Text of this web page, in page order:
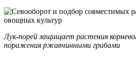
Лук-порей защищает растения
поражения ржавчинными грибами